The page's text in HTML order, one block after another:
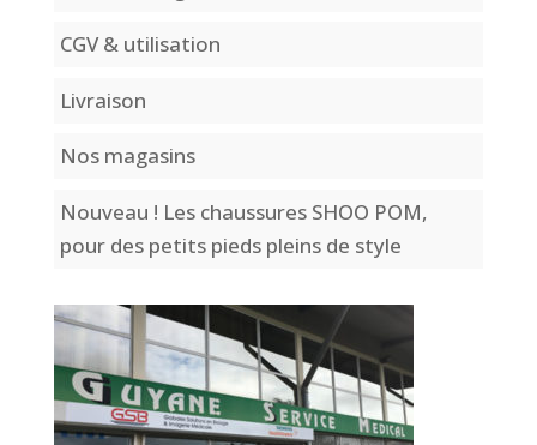
CGV & utilisation
Livraison
Nos magasins
Nouveau ! Les chaussures SHOO POM,
pour des petits pieds pleins de style